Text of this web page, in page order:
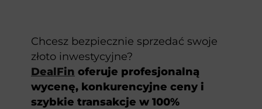
Chcesz bezpiecznie sprzedać swoje
złoto inwestycyjne?
DealFin oferuje profesjonalną
wycenę, konkurencyjne ceny i
szybkie transakcje w 100%